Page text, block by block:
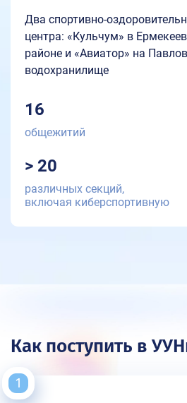
Два спортивно-
центра: «Кульчум» в
районе и «Авиатор» на
водохранилище
16
общежитий
> 20
различных секций,
включая киберспортивную
Как поступить в